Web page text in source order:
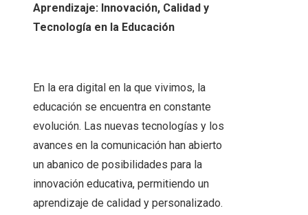
Aprendizaje: Innovación, Calidad y
Tecnología en la Educación
En la era digital en la que vivimos, la
educación se encuentra en constante
evolución. Las nuevas tecnologías y los
avances en la comunicación han abierto
un abanico de posibilidades para la
innovación educativa, permitiendo un
aprendizaje de calidad y personalizado.